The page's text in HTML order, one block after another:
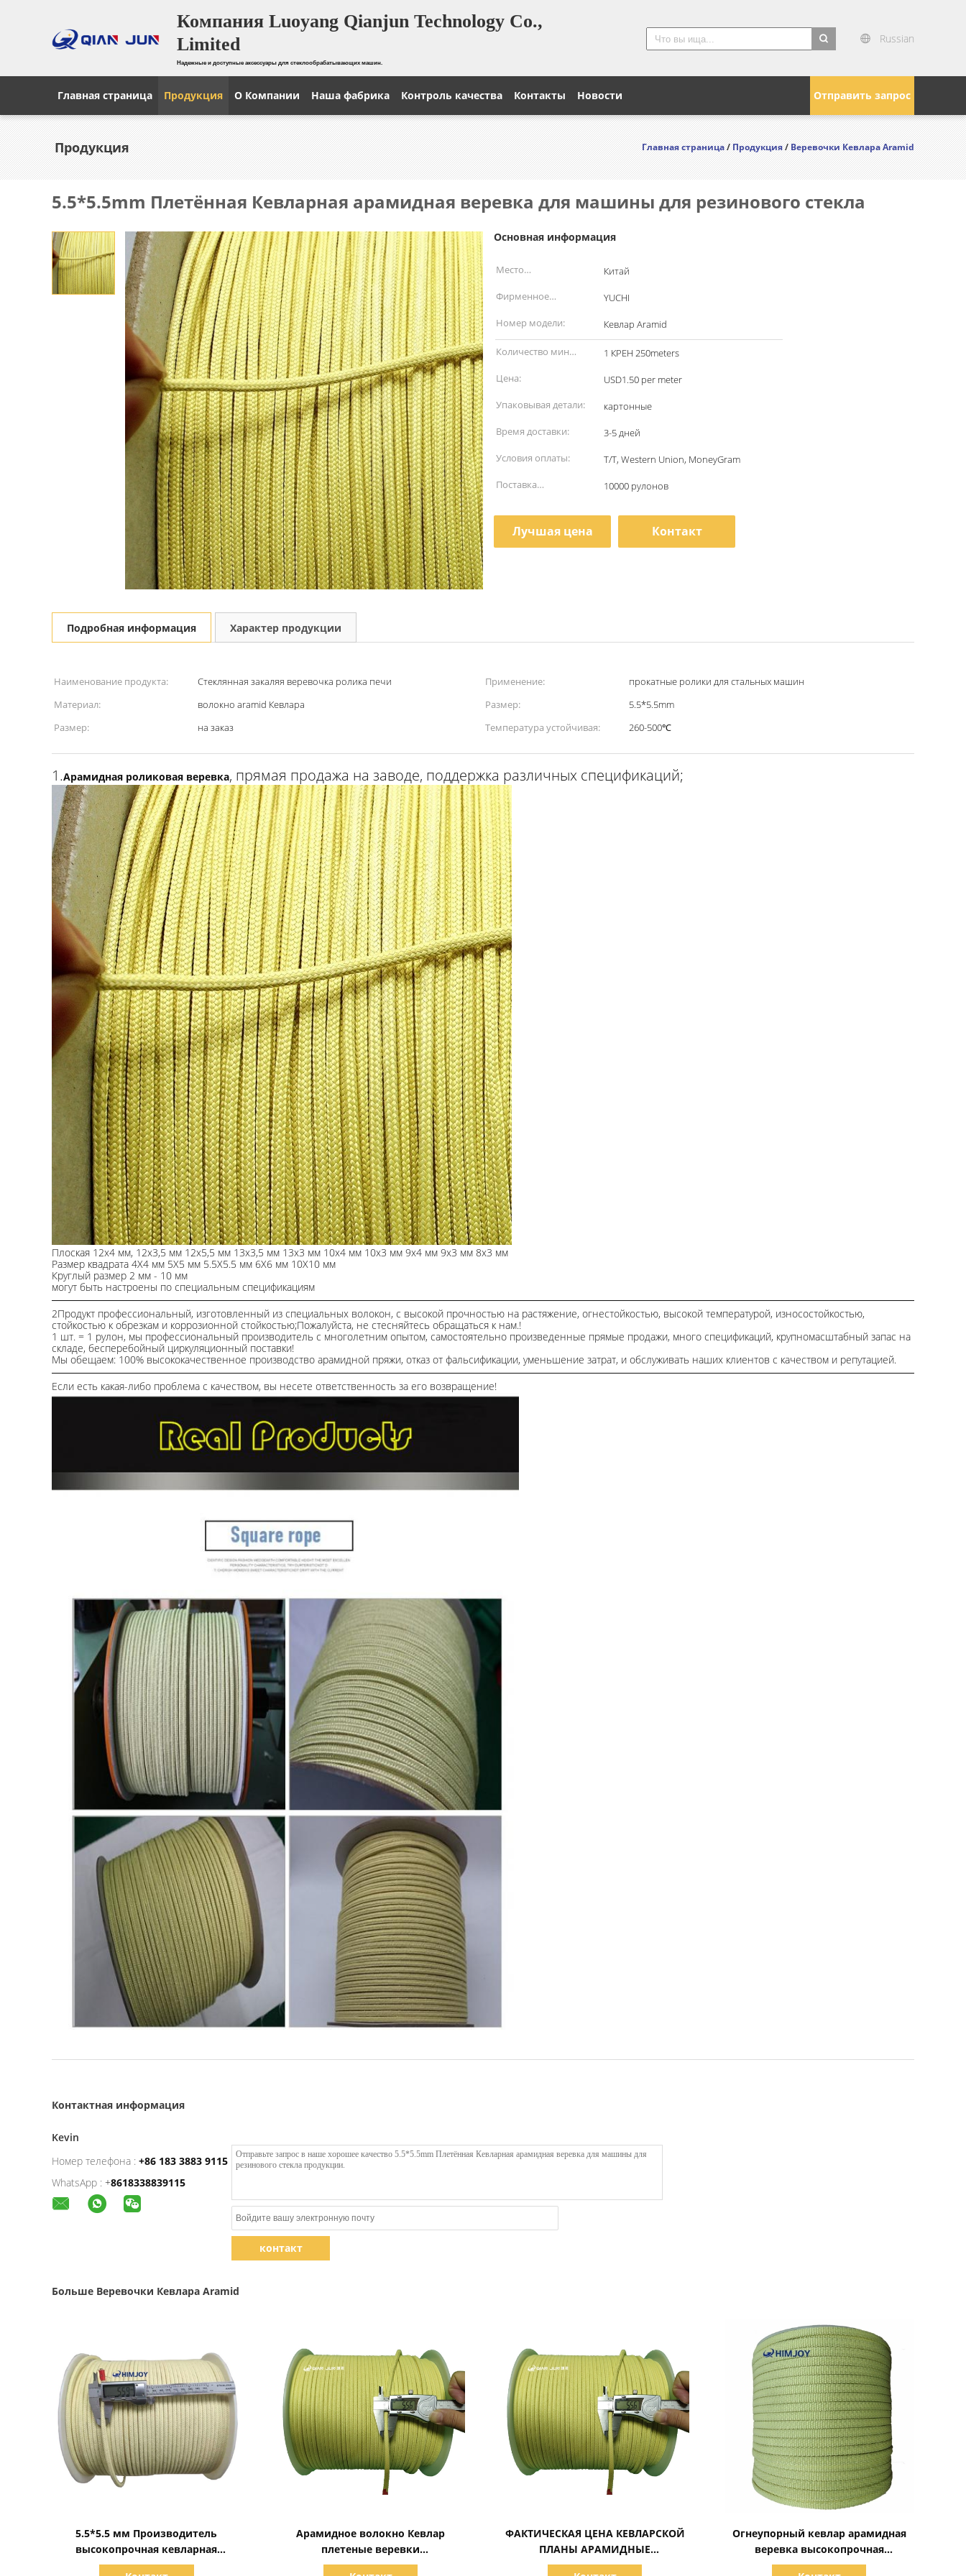
Компания Luoyang Qianjun Technology Co.,
Limited
Надежные и доступные аксессуары для стеклообрабатывающих машин.
Russian
Отправить запрос
Главная страница Продукция О Компании Наша фабрика Контроль качества Контакты Новости
Продукция Главная страница/Продукция/Веревочки Кевлара Aramid
5.5*5.5mm Плетённая Кевларная арамидная веревка для машины для резинового стекла
Основная информация
Место
происхождения:
Китай
Фирменное
наименование:
YUCHI
Номер модели:
Кевлар Aramid
Количество мин
заказа:
1 КРЕН 250meters
Цена:
USD1.50 per meter
Упаковывая детали:
картонные
Время доставки:
3-5 дней
Условия оплаты:
T/T, Western Union, MoneyGram
Поставка
10000 рулонов
Лучшая цена Контакт
Подробная информация Характер продукции
Наименование продукта: Стеклянная закаляя веревочка ролика печи Применение:
прокатные ролики для стальных машин
Материал:
волокно aramid Кевлара Размер:
5.5*5.5mm
Размер:
на заказ Температура устойчивая: 260-500℃
1.Арамидная роликовая веревка, прямая продажа на заводе, поддержка различных спецификаций;
Плоская 12х4 мм, 12х3,5 мм 12х5,5 мм 13х3,5 мм 13х3 мм 10х4 мм 10х3 мм 9х4 мм 9х3 мм 8х3 мм
Размер квадрата 4X4 мм 5X5 мм 5.5X5.5 мм 6X6 мм 10X10 мм
Круглый размер 2 мм - 10 мм
могут быть настроены по специальным спецификациям
2Продукт профессиональный, изготовленный из специальных волокон, с высокой прочностью на растяжение, огнестойкостью, высокой температурой, износостойкостью,
стойкостью к обрезкам и коррозионной стойкостью;Пожалуйста, не стесняйтесь обращаться к нам.!
1 шт. = 1 рулон, мы профессиональный производитель с многолетним опытом, самостоятельно произведенные прямые продажи, много спецификаций, крупномасштабный запас на
складе, бесперебойный циркуляционный поставки!
Мы обещаем: 100% высококачественное производство арамидной пряжи, отказ от фальсификации, уменьшение затрат, и обслуживать наших клиентов с качеством и репутацией.
Если есть какая-либо проблема с качеством, вы несете ответственность за его возвращение!
Контактная информация
Kevin
Номер телефона : +86 183 3883 9115
WhatsApp : +8618338839115
контакт
Больше Веревочки Кевлара Aramid
5.5*5.5 мм Производитель
высокопрочная кевларная
арамидная веревка для ламповой
Арамидное волокно Кевлар
плетеные веревки
высокотемпературные
ФАКТИЧЕСКАЯ ЦЕНА КЕВЛАРСКОЙ
ПЛАНЫ АРАМИДНЫЕ
КВАРТИЧЕСКИЕ РУПЫ 5,5*5,5 мм
Огнеупорный кевлар арамидная
веревка высокопрочная
высокотемпературная